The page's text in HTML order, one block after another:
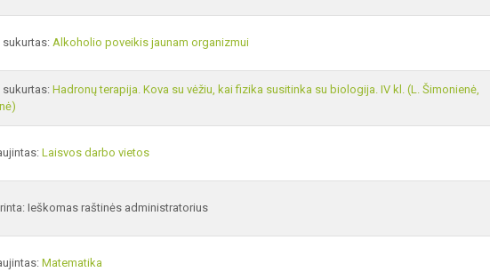
Alkoholio poveikis jaunam organizmui
Hadronų terapija. Kova su vėžiu, kai fizika susitinka su biologija. IV kl. (L. Šimonienė,
Laisvos darbo vietos
Ieškomas raštinės administratorius
Matematika